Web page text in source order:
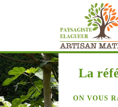
La
ON VOUS